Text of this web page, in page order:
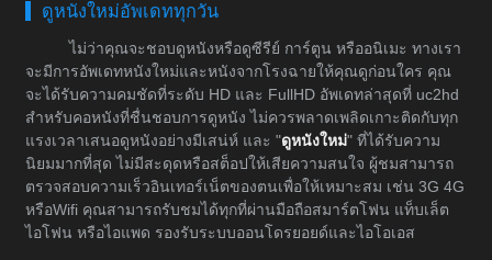
ดูหนังใหม่อัพเดททุกวัน
ไม่ว่าคุณจะชอบดูหนังหรือดูซีรีย์ การ์ตูน หรืออนิเมะ ทางเรา
จะมีการอัพเดทหนังใหม่และหนังจากโรงฉายให้คุณดูก่อนใคร คุณ
จะได้รับความคมชัดที่ระดับ HD และ FullHD อัพเดทล่าสุดที่ uc2hd
สำหรับคอหนังที่ชื่นชอบการดูหนัง ไม่ควรพลาดเพลิดเกาะติดกับทุก
แรงเวลาเสนอดูหนังอย่างมีเสน่ห์ และ "ดูหนังใหม่" ที่ได้รับความ
นิยมมากที่สุด ไม่มีสะดุดหรือสต็อปให้เสียความสนใจ ผู้ชมสามารถ
ตรวจสอบความเร็วอินเทอร์เน็ตของตนเพื่อให้เหมาะสม เช่น 3G 4G
หรือWifi คุณสามารถรับชมได้ทุกที่ผ่านมือถือสมาร์ตโฟน แท็บเล็ต
ไอโฟน หรือไอแพด รองรับระบบออนโดรยอยด์และไอโอเอส